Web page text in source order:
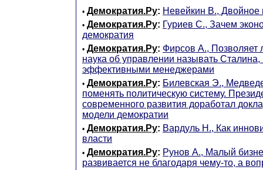
• Демократия.Ру: Невейкин В., Двойное
• Демократия.Ру: Гуриев С., Зачем
демократия
• Демократия.Ру: Фирсов А., Позволяет
наука об управлении называть
эффективными менеджерами
• Демократия.Ру: Билевская Э.,
поменять политическую систему.
современного развития доработал
модели демократии
• Демократия.Ру: Вардуль Н., Как
власти
• Демократия.Ру: Рунов А., Малый
развивается не благодаря чему-то, а